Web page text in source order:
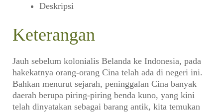
Deskripsi
Keterangan
Jauh sebelum kolonialis Belanda ke Indonesia, pada
hakekatnya orang-orang Cina telah ada di negeri ini.
Bahkan menurut sejarah, peninggalan Cina banyak
daerah berupa piring-piring benda kuno, yang kini
telah dinyatakan sebagai barang antik, kita temukan